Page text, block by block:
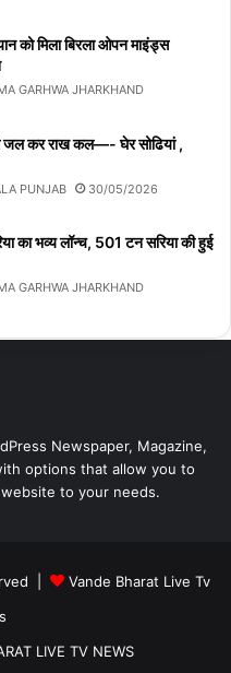
को मिला बिरला ओपन माइंड्स
GARHWA JHARKHAND
जल कर राख कल—- घेर सोढियां ,
PUNJAB 30/05/2026
का भव्य लॉन्च, 501 टन सरिया की हुई
GARHWA JHARKHAND
Newspaper, Magazine,
options that allow you to
to your needs.
|
Vande Bharat Live Tv
LIVE TV NEWS